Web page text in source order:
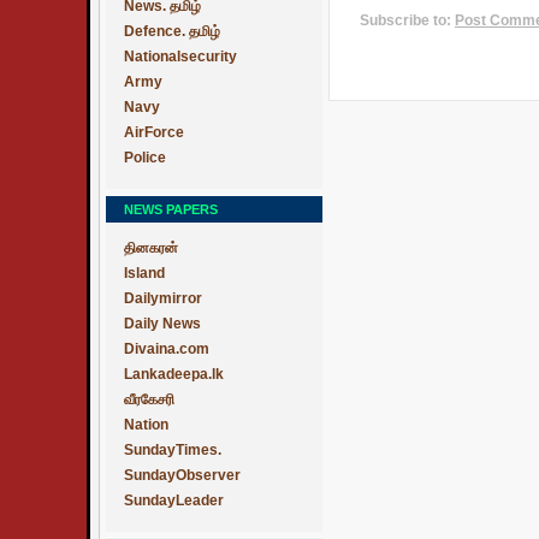
News. தமிழ்
Defence. தமிழ்
Nationalsecurity
Army
Navy
AirForce
Police
NEWS PAPERS
தினகரன்
Island
Dailymirror
Daily News
Divaina.com
Lankadeepa.lk
வீரகேசரி
Nation
SundayTimes.
SundayObserver
SundayLeader
Subscribe to: Post